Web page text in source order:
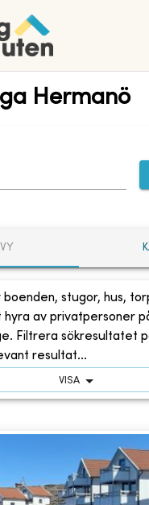
Hermanö
stugor, hus,
hyra av privatpersoner
Filtrera sökresultatet
resultat...
VISA